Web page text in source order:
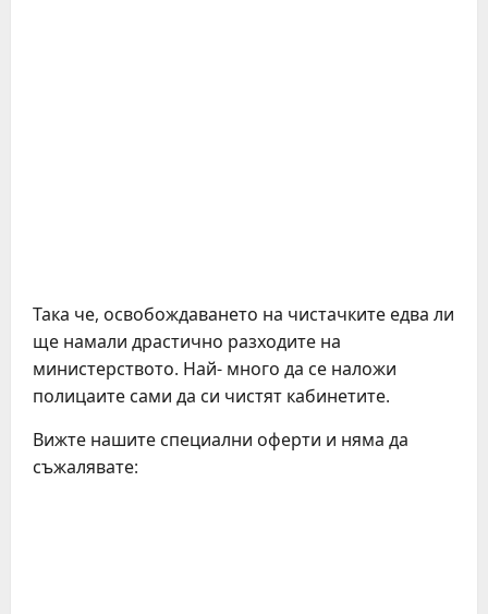
Така че, освобождаването на чистачките едва ли
ще намали драстично разходите на
министерството. Най- много да се наложи
полицаите сами да си чистят кабинетите.
Вижте нашите специални оферти и няма да
съжалявате: